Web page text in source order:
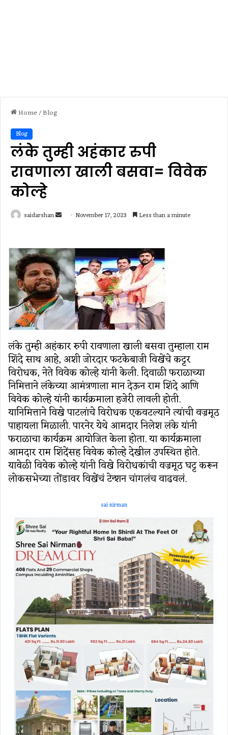
Home/Blog
Blog
लंके तुम्ही अहंकार रुपी
रावणाला खाली बसवा= विवेक
कोल्हे
saidarshan
Send November 17, 2023 Less than a minute
लंके तुम्ही अहंकार रुपी रावणाला खाली बसवा तुम्हाला राम
शिंदे साथ आहे, अशी जोरदार फटकेबाजी विखेंचे कट्टर
विरोधक, नेते विवेक कोल्हे यांनी केली. दिवाळी फराळाच्या
निमित्ताने लंकेच्या आमंत्रणाला मान देऊन राम शिंदे आणि
विवेक कोल्हे यांनी कार्यक्रमाला हजेरी लावली होती.
यानिमित्ताने विखे पाटलांचे विरोधक एकवटल्याने त्यांची वज्रमूठ
पाहायला मिळाली. पारनेर येथे आमदार निलेश लंके यांनी
फराळाचा कार्यक्रम आयोजित केला होता. या कार्यक्रमाला
आमदार राम शिंदेंसह विवेक कोल्हे देखील उपस्थित होते.
यावेळी विवेक कोल्हे यांनी विखे विरोधकांची वज्रमूठ घट्ट करून
लोकसभेच्या तोंडावर विखेंचं टेन्शन चांगलंच वाढवलं.
sai nirman